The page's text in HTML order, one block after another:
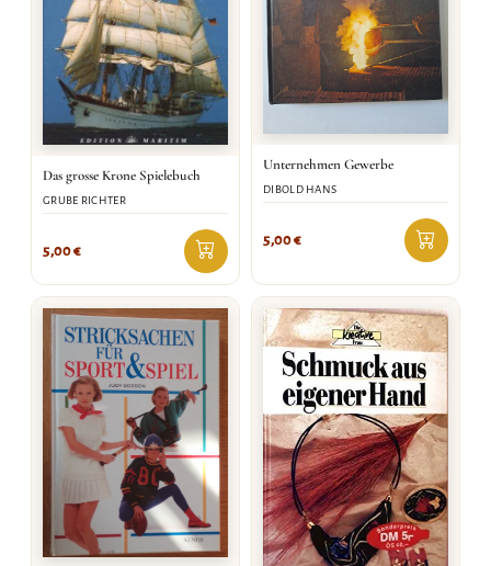
Das grosse Krone Spielebuch
GRUBE RICHTER
5,00€
Unternehmen Gewerbe
DIBOLD HANS
5,00€